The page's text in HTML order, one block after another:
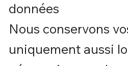
données
Nous conservons
uniquement aussi